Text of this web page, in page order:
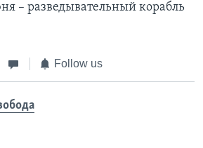
– разведывательный корабль
Follow us